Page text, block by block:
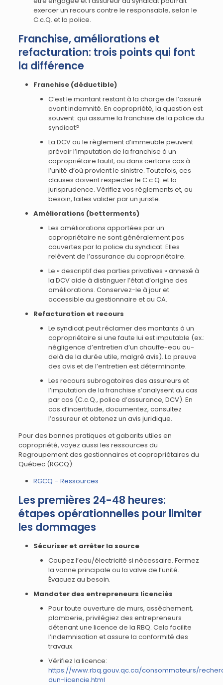
exercer un recours contre le responsable, selon le
C.c.Q. et la police.
Franchise, améliorations et
refacturation: trois points qui font
la différence
Franchise (déductible)
C’est le montant restant à la charge de l’assuré
avant indemnité. En copropriété, la question est
souvent: qui assume la franchise de la police du
syndicat?
La DCV ou le règlement d’immeuble peuvent
prévoir l’imputation de la franchise à un
copropriétaire fautif, ou dans certains cas à
l’unité d’où provient le sinistre. Toutefois, ces
clauses doivent respecter le C.c.Q. et la
jurisprudence. Vérifiez vos règlements et, au
besoin, faites valider par un juriste.
Améliorations (betterments)
Les améliorations apportées par un
copropriétaire ne sont généralement pas
couvertes par la police du syndicat. Elles
relèvent de l’assurance du copropriétaire.
Le « descriptif des parties privatives » annexé à
la DCV aide à distinguer l’état d’origine des
améliorations. Conservez-le à jour et
accessible au gestionnaire et au CA.
Refacturation et recours
Le syndicat peut réclamer des montants à un
copropriétaire si une faute lui est imputable (ex.:
négligence d’entretien d’un chauffe-eau au-
delà de la durée utile, malgré avis). La preuve
des avis et de l’entretien est déterminante.
Les recours subrogatoires des assureurs et
l’imputation de la franchise s’analysent au cas
par cas (C.c.Q., police d’assurance, DCV). En
cas d’incertitude, documentez, consultez
l’assureur et obtenez un avis juridique.
Pour des bonnes pratiques et gabarits utiles en
copropriété, voyez aussi les ressources du
Regroupement des gestionnaires et copropriétaires du
Québec (RGCQ):
RGCQ – Ressources
Les premières 24-48 heures:
étapes opérationnelles pour limiter
les dommages
Sécuriser et arrêter la source
Coupez l’eau/électricité si nécessaire. Fermez
la vanne principale ou la valve de l’unité.
Évacuez au besoin.
Mandater des entrepreneurs licenciés
Pour toute ouverture de murs, assèchement,
plomberie, privilégiez des entrepreneurs
détenant une licence de la RBQ. Cela facilite
l’indemnisation et assure la conformité des
travaux.
Vérifiez la licence:
https://www.rbq.gouv.qc.ca/consommateurs/
dun-licencie.html